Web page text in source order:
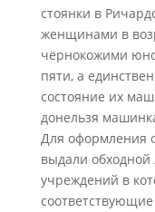
стоянки в
женщинами в
чёрнокожими
пяти, а
состояние их
донельзя
Для оформления
выдали обходной
учреждений в